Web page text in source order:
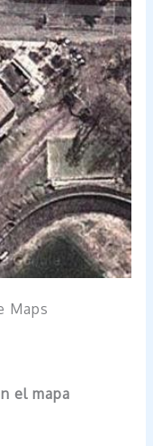
Maps
el mapa